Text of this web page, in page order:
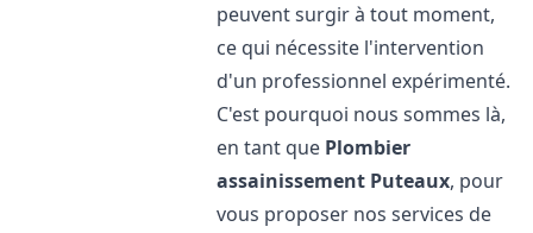
peuvent surgir à tout moment,
ce qui nécessite l'intervention
d'un professionnel expérimenté.
C'est pourquoi nous sommes là,
en tant que Plombier
assainissement Puteaux, pour
vous proposer nos services de